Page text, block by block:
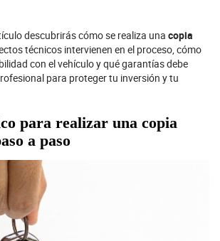
descubrirás cómo se realiza una copia
técnicos intervienen en el proceso, cómo
con el vehículo y qué garantías debe
para proteger tu inversión y tu
para realizar una copia
a paso